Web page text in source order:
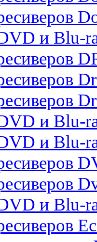
и Blu-
и Blu-
и Blu-
и Blu-